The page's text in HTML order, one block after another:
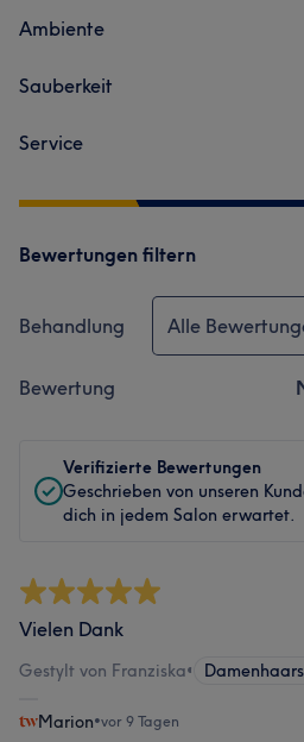
Ambiente
Sauberkeit
Service
Bewertungen filtern
Behandlung Alle
Bewertung
Verifizierte Bewertungen
Geschrieben von unseren
dich in jedem Salon erwartet.
Vielen Dank
Gestylt von Franziska•
Marion•vor 9 Tagen